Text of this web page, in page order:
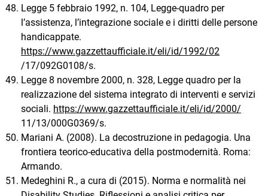
Legge 5 febbraio 1992, n. 104, Legge-quadro per
l’assistenza, l’integrazione sociale e i diritti delle persone
handicappate.
https://www.gazzettaufficiale.it/eli/id/1992/02
/17/092G0108/s.
Legge 8 novembre 2000, n. 328, Legge quadro per la
realizzazione del sistema integrato di interventi e servizi
sociali. https://www.gazzettaufficiale.it/eli/id/2000/
11/13/000G0369/s.
Mariani A. (2008). La decostruzione in pedagogia. Una
frontiera teorico-educativa della postmodernità. Roma:
Armando.
Medeghini R., a cura di (2015). Norma e normalità nei